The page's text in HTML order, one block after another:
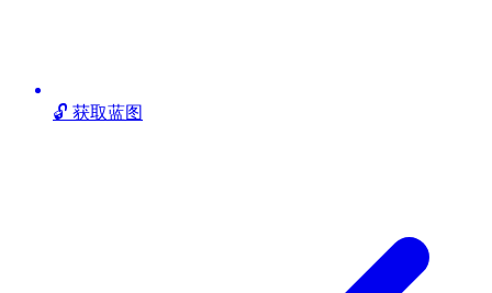
🔓 获取蓝图